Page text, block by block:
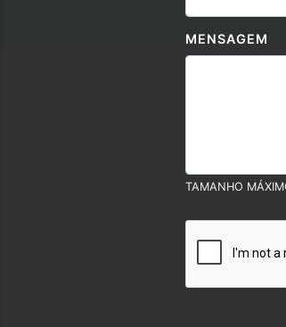
MENSAGEM
TAMANHO